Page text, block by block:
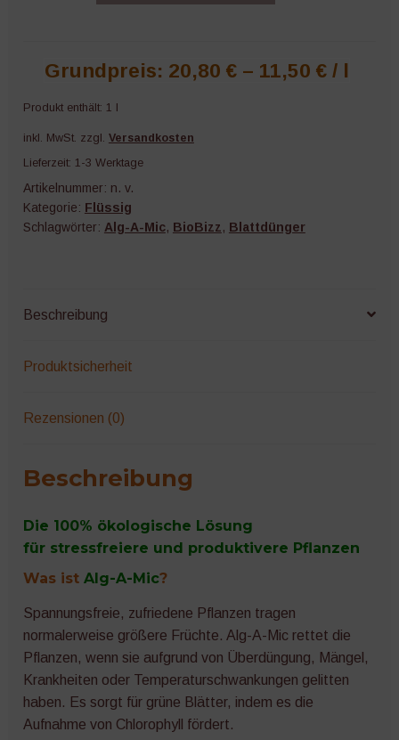
Grundpreis: 20,80 €– 11,50 €/ l
Produkt enthält: 1
inkl. MwSt. zzgl. Versandkosten
Lieferzeit: 1-3 Werktage
Artikelnummer: n. v.
Kategorie: Flüssig
Schlagwörter: Alg-A-Mic, BioBizz , Blattdünger
Beschreibung
Produktsicherheit
Rezensionen (0)
Beschreibung
Die 100% ökologische Lösung
für stressfreiere und produktivere Pflanzen
Was ist Alg-A-Mic?
Spannungsfreie, zufriedene Pflanzen tragen
normalerweise größere Früchte. Alg-A-Mic rettet die
Pflanzen, wenn sie aufgrund von Überdüngung, Mängel,
Krankheiten oder Temperaturschwankungen gelitten
haben. Es sorgt für grüne Blätter, indem es die
Aufnahme von Chlorophyll fördert.